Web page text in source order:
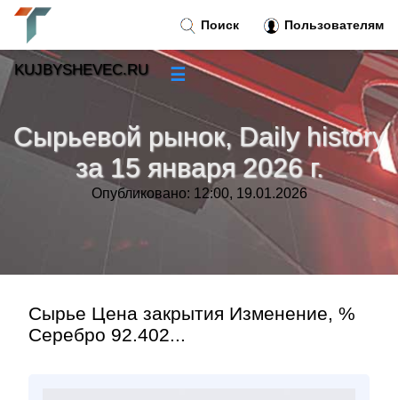
Сырьевой рынок, Daily history
за 15 января 2026 г.
Опубликовано: 12:00, 19.01.2026
Сырье Цена закрытия Изменение, %
Серебро 92.402...
Поиск Пользователям
KUJBYSHEVEC.RU ☰
»
Тренды новостей »
»
Контакт»